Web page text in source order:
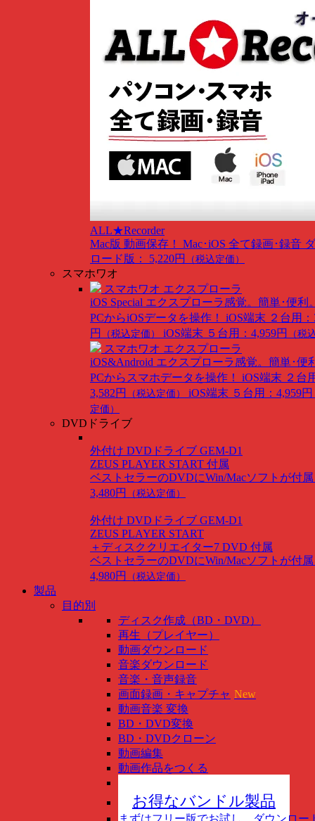
ALL★Recorder
Mac版 動画保存！ Mac･iOS 全て録画･録音
ロード版： 5,220円
（税込定価）
スマホワオ
スマホワオ エクスプローラ
iOS Special エクスプローラ感覚。簡単･便利
PCからiOSデータを操作！ iOS端末 ２台用：
円
（税込定価） iOS端末 ５台用：4,959円 （税
スマホワオ エクスプローラ
iOS&Android エクスプローラ感覚。簡単･便
PCからスマホデータを操作！ iOS端末 ２台
3,582円
（税込定価） iOS端末 ５台用：4,959円
定価）
DVDドライブ
外付け DVDドライブ GEM-D1
ZEUS PLAYER START 付属
ベストセラーのDVDにWin/Macソフトが付
3,480円
（税込定価）
外付け DVDドライブ GEM-D1
ZEUS PLAYER START
＋ディスククリエイター7 DVD 付属
ベストセラーのDVDにWin/Macソフトが付
4,980円
（税込定価）
製品
目的別
ディスク作成（BD・DVD）
再生（プレイヤー）
動画ダウンロード
音楽ダウンロード
音楽・音声録音
画面録画・キャプチャ New
動画音楽 変換
BD・DVD変換
BD・DVDクローン
動画編集
動画作品をつくる
お得なバンドル製品
まずはフリー版でお試し、ダウンロー